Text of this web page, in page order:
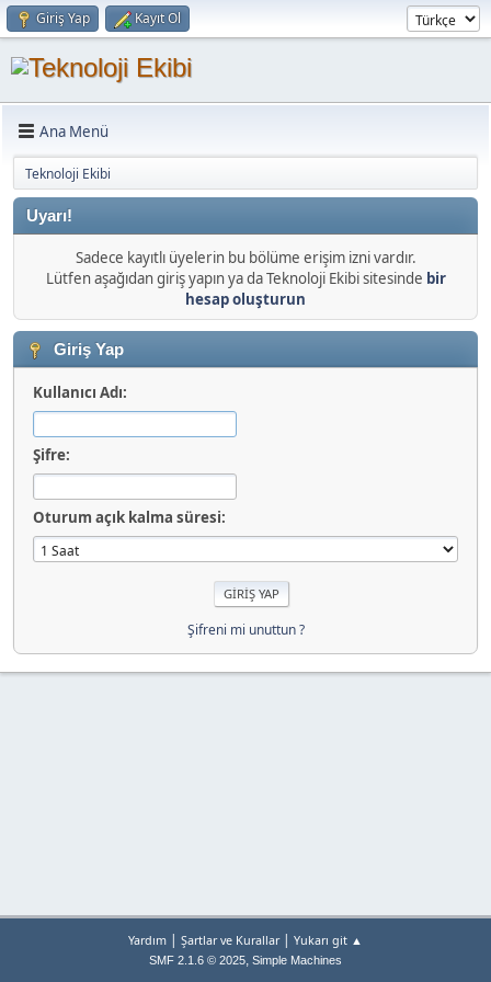
Giriş Yap Kayıt Ol
Ana Menü
Teknoloji Ekibi
Uyarı!
Sadece kayıtlı üyelerin bu bölüme erişim izni vardır.
Lütfen aşağıdan giriş yapın ya da Teknoloji Ekibi sitesinde bir
hesap oluşturun
Giriş Yap
Kullanıcı Adı:
Şifre:
Oturum açık kalma süresi:
Şifreni mi unuttun ?
Yardım | Şartlar ve Kurallar| Yukarı git ▲
SMF 2.1.6 © 2025, Simple Machines